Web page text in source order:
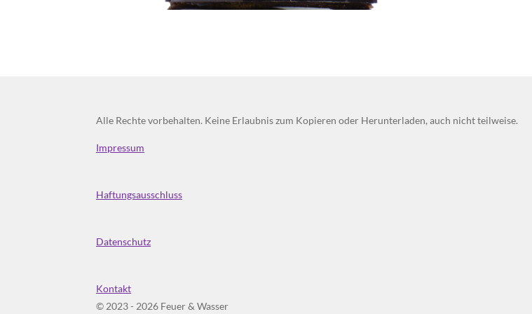
Alle Rechte vorbehalten. Keine Erlaubnis zum Kopieren oder Herunterladen, auch nicht teilweise.
Impressum
Haftungsausschluss
Datenschutz
Kontakt
© 2023 - 2026 Feuer & Wasser